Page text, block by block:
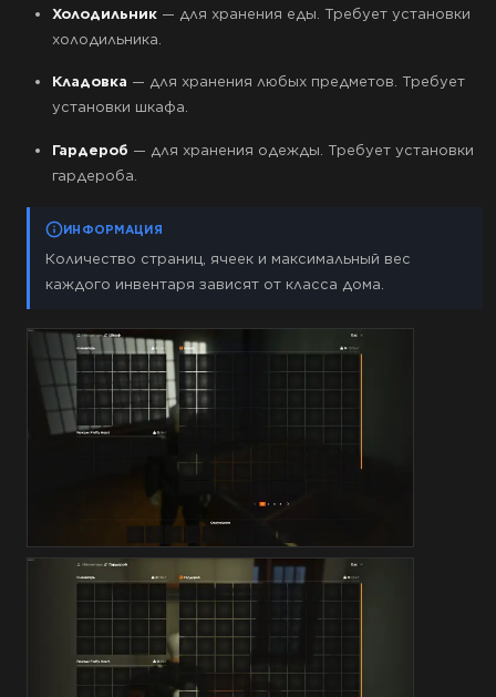
Холодильник— для хранения еды. Требует установки
холодильника.
Кладовка — для хранения любых предметов. Требует
установки шкафа.
Гардероб — для хранения одежды. Требует установки
гардероба.
ИНФОРМАЦИЯ
Количество страниц, ячеек и максимальный вес
каждого инвентаря зависят от класса дома.